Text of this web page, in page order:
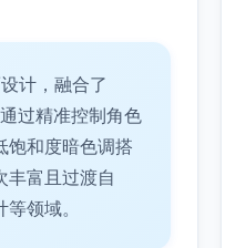
计，融合了
过精准控制角色
饱和度暗色调搭
丰富且过渡自
领域。